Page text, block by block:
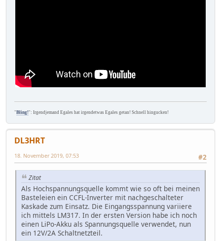
"Bling!": Irgendjemand Egales hat irgendetwas Egales getan! Schnell hingucken!
DL3HRT
#2
18. November 2019, 07:53
Zitat
Als Hochspannungsquelle kommt wie so oft bei meinen
Basteleien ein CCFL-Inverter mit nachgeschalteter
Kaskade zum Einsatz. Die Eingangsspannung variiere
ich mittels LM317. In der ersten Version habe ich noch
einen LiPo-Akku als Spannungsquelle verwendet, nun
ein 12V/2A Schaltnetzteil.